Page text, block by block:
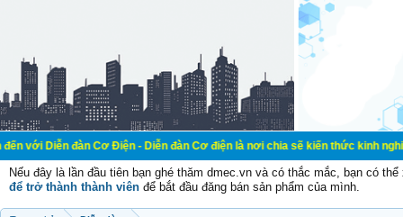
đàn Cơ Điện - Diễn đàn Cơ điện là nơi chia sẽ kiến thức kinh nghiệm
Nếu đây là lần đầu tiên bạn ghé thăm dmec.vn và có thắc mắc, bạn có
để trở thành thành viên để bắt đầu đăng bán sản phẩm của mình.